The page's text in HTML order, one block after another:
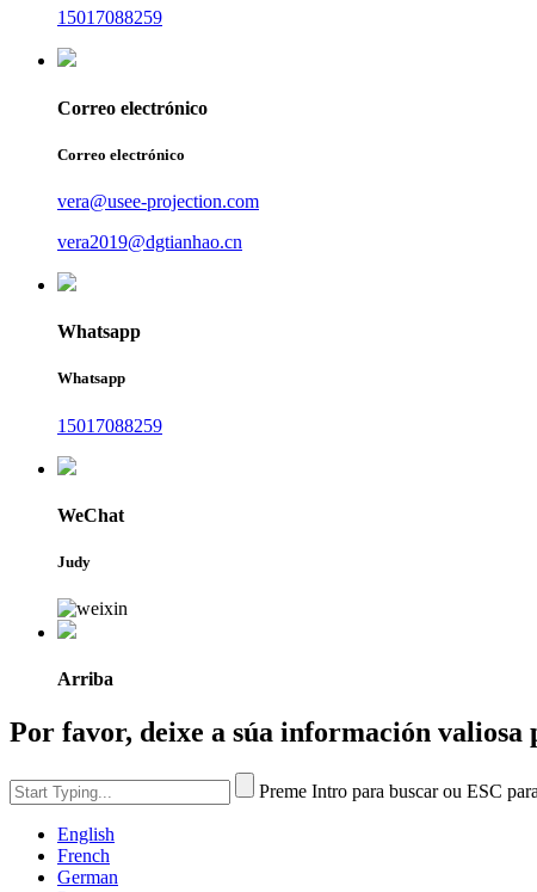
15017088259
Correo electrónico
Correo electrónico
vera@usee-projection.com
vera2019@dgtianhao.cn
Whatsapp
Whatsapp
15017088259
WeChat
Judy
Arriba
Por favor, deixe a súa información valiosa
Preme Intro para buscar ou ESC
English
French
German